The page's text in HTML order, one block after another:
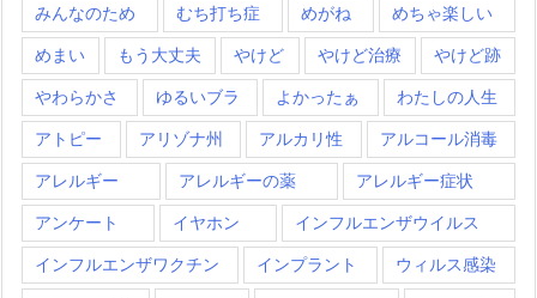
みんなのため むち打ち症 めがね めちゃ楽しい
めまい もう大丈夫 やけど やけど治療 やけど跡
やわらかさ ゆるいブラ よかったぁ わたしの人生
アトピー アリゾナ州 アルカリ性 アルコール消毒
アレルギー アレルギーの薬 アレルギー症状
アンケート イヤホン インフルエンザウイルス
インフルエンザワクチン インプラント ウィルス感染